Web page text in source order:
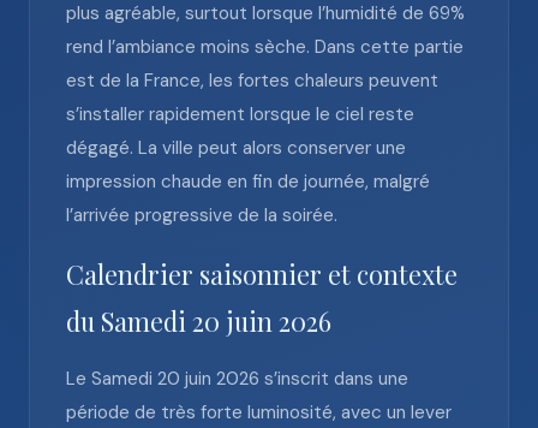
plus agréable, surtout lorsque l’humidité de 69%
rend l’ambiance moins sèche. Dans cette partie
est de la France, les fortes chaleurs peuvent
s’installer rapidement lorsque le ciel reste
dégagé. La ville peut alors conserver une
impression chaude en fin de journée, malgré
l’arrivée progressive de la soirée.
Calendrier saisonnier et contexte
du Samedi 20 juin 2026
Le Samedi 20 juin 2026 s’inscrit dans une
période de très forte luminosité, avec un lever